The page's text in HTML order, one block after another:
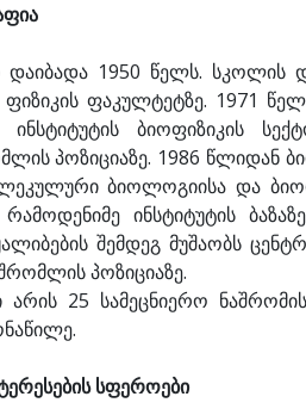
დაიბადა 1950 წელს. სკოლის
ფიზიკის ფაკულტეტზე. 1971
ინსტიტუტის ბიოფიზიკის
პოზიციაზე. 1986 წლიდან
ბიოლოგიისა და
ინსტიტუტის
შემდეგ მუშაობს
პოზიციაზე.
არის 25 სამეცნიერო
სფეროები